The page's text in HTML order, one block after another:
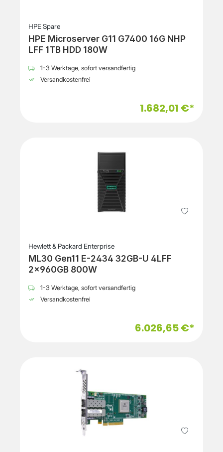
HPE Spare
HPE Microserver G11 G7400 16G NHP
LFF 1TB HDD 180W
1-3 Werktage, sofort versandfertig
Versandkostenfrei
1.682,01 €*
Hewlett & Packard Enterprise
ML30 Gen11 E-2434 32GB-U 4LFF
2x960GB 800W
1-3 Werktage, sofort versandfertig
Versandkostenfrei
6.026,65 €*